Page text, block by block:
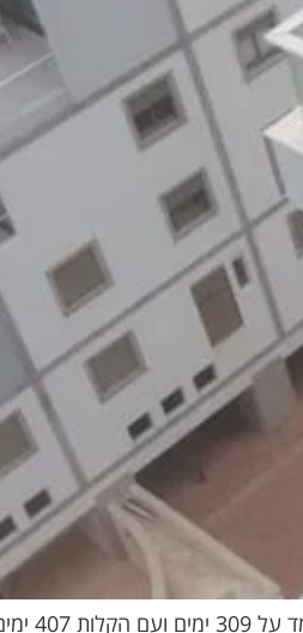
זירוז תהליכים להוצאת היתר בנייה